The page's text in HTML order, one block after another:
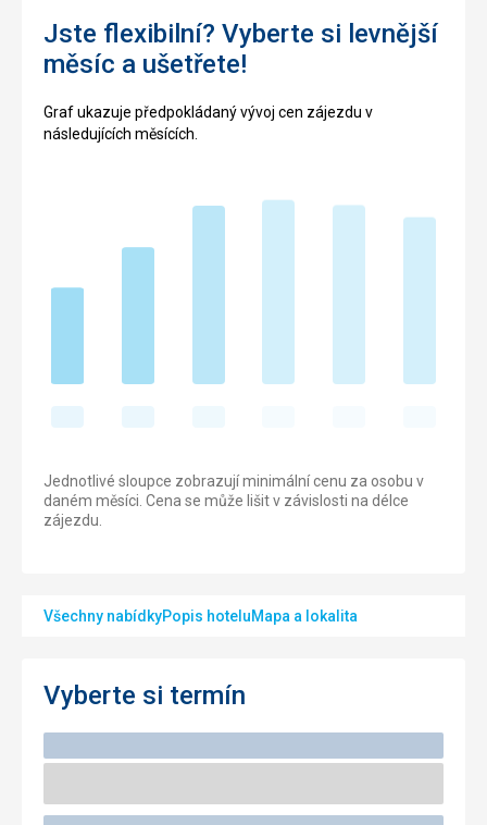
Jste flexibilní? Vyberte si levnější
měsíc a ušetřete!
Graf ukazuje předpokládaný vývoj cen zájezdu v
následujících měsících.
Jednotlivé sloupce zobrazují minimální cenu za osobu v
daném měsíci. Cena se může lišit v závislosti na délce
zájezdu.
Všechny nabídkyPopis hoteluMapa a lokalita
Vyberte si termín